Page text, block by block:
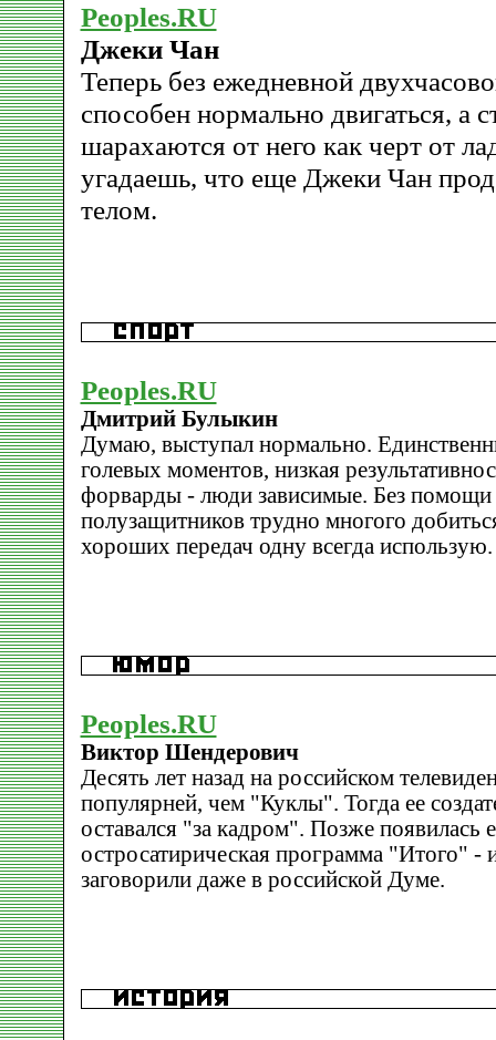
Peoples.RU
Джеки Чан
Теперь без ежедневной
способен нормально двигаться, а
шарахаются от него как черт от
угадаешь, что еще Джеки Чан
телом.
Peoples.RU
Дмитрий Булыкин
Думаю, выступал нормально.
голевых моментов, низкая
форварды - люди зависимые. Без помощи
полузащитников трудно многого
хороших передач одну всегда использую.
Peoples.RU
Виктор Шендерович
Десять лет назад на российском
популярней, чем "Куклы". Тогда ее
оставался "за кадром". Позже появилась
остросатирическая программа "Итого" -
заговорили даже в российской Думе.